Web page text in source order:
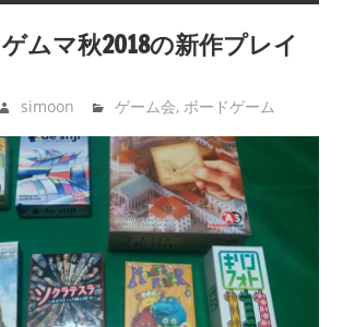
ゲムマ秋2018の新作プレイ
simoon ゲーム会, ボードゲーム